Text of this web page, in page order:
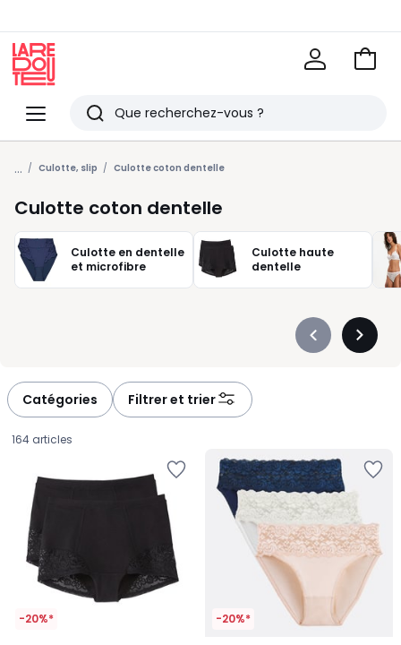
Menu
Redoute
Rechercher
Derniers
articles
vus
Voir
... Culotte, slip Culotte coton dentelle
Culotte coton dentelle
Culotte en dentelle
et microfibre
Culotte haute
dentelle
Précédent
Catégories Filtrer et trier
164 articles
-20%* -20%*